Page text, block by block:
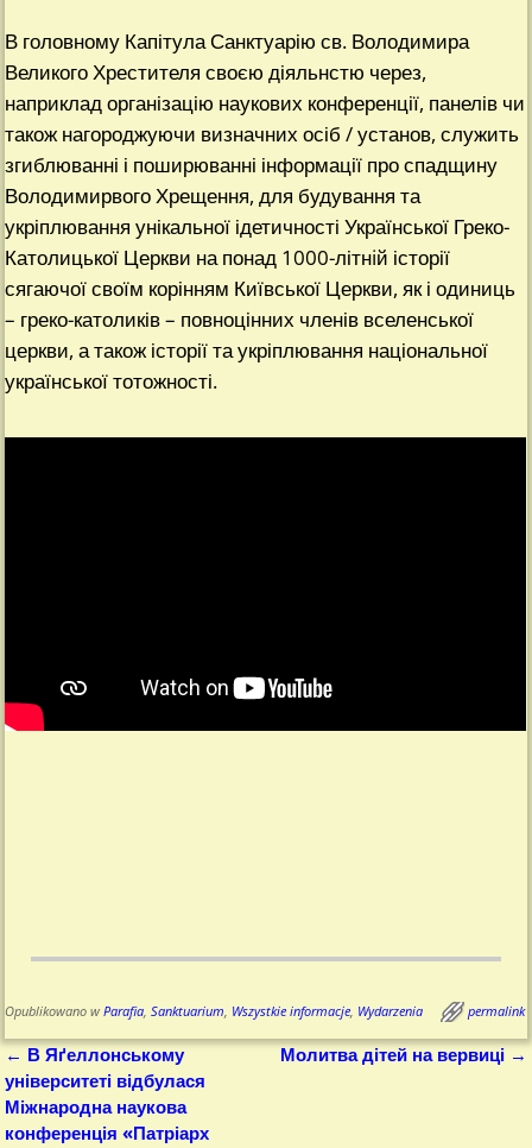
В головному Капітула Санктуарію св. Володимира
Великого Хрестителя своєю діяльнстю через,
наприклад організацію наукових конференції, панелів чи
також нагороджуючи визначних осіб / установ, служить
згиблюванні і поширюванні інформації про спадщину
Володимирвого Хрещення, для будування та
укріплювання унікальної ідетичності Української Греко-
Католицької Церкви на понад 1000-літнiй історії
сягаючої своїм корінням Київської Церкви, як і одиниць
– греко-католиків – повноцінних членів вселенської
церкви, а також історії та укріплювання національної
української тотожності.
Opublikowano w Parafia,Sanktuarium, Wszystkie informacje, Wydarzenia permalink
Nawigacja
← В Яґеллонському
університеті відбулася
Міжнародна наукова
конференція «Патріарх
Молитва дітей на вервиці →